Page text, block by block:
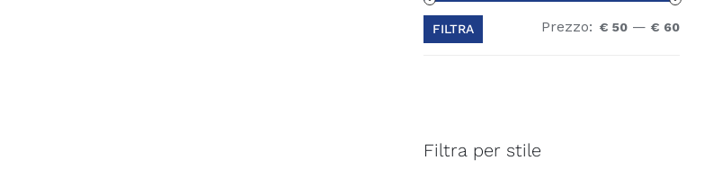
FILTRA Prezzo: € 50 — € 60
Filtra per stile